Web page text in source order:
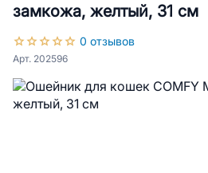
замкожа, желтый, 31 см
0 отзывов
Арт. 202596